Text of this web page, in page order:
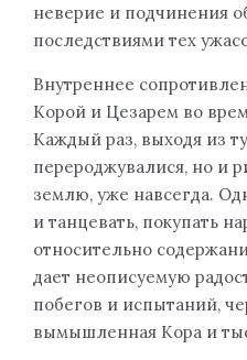
неверие и подчинения
последствиями тех
Внутреннее
Корой и Цезарем во
Каждый раз, выходя из
перероджувалися, но и
землю, уже навсегда.
и танцевать, покупать
относительно
дает неописуемую
побегов и испытаний,
вымышленная Кора и